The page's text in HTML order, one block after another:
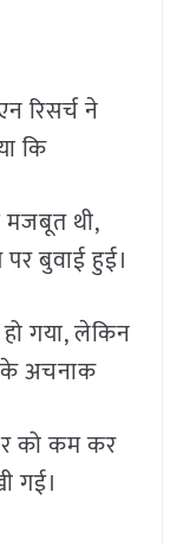
रिसर्च ने
कि
थी,
बुवाई हुई।
गया, लेकिन
के अचनाक
को कम कर
गई।